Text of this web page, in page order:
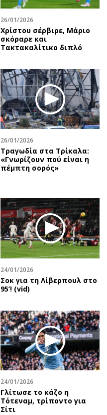
26/01/2026
Χρίστου σέρβιρε, Μάριο
σκόραρε και
Τακτακαλίτικο διπλό
26/01/2026
Τραγωδία στα Τρίκαλα:
«Γνωρίζουν πού είναι η
πέμπτη σορός»
24/01/2026
Σοκ για τη Λίβερπουλ στο
95’! (vid)
24/01/2026
Γλίτωσε το κάζο η
Τότεναμ, τρίποντο για
Σίτι